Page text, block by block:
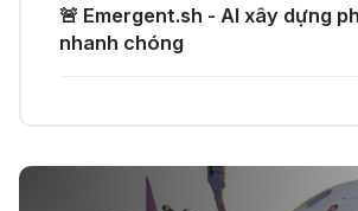
🎁 Nhận miễn phí
và Claude Opus 4.8
ghi âm thành văn bản
🚨 Emergent.sh - AI xây dựng
nhanh chóng